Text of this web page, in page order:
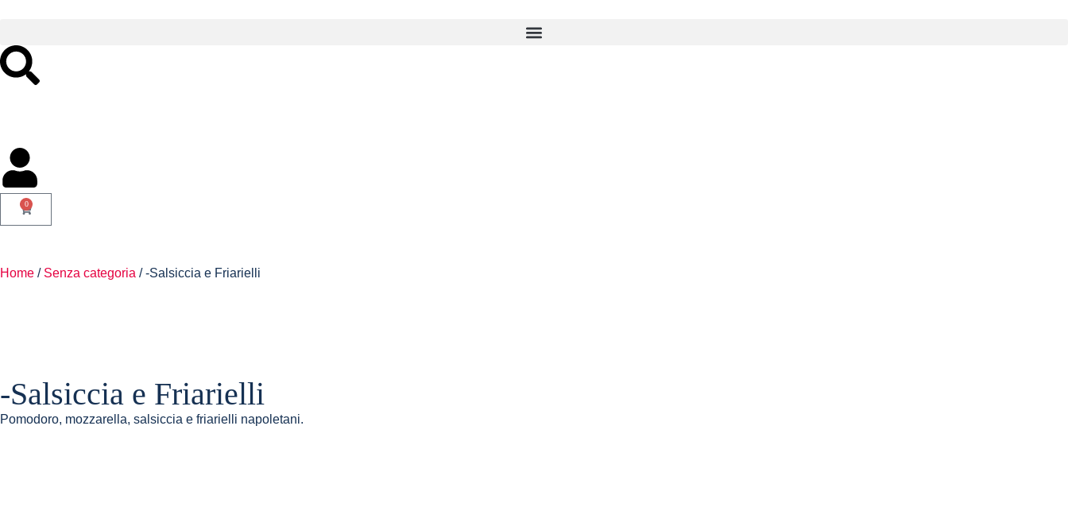
0
Home / Senza categoria / -Salsiccia e Friarielli
-Salsiccia e Friarielli
Pomodoro, mozzarella, salsiccia e friarielli napoletani.